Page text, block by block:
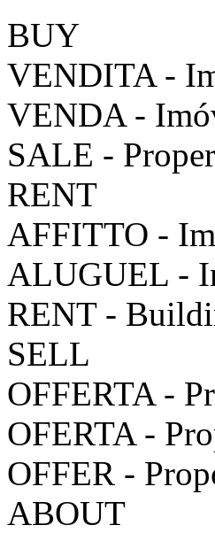
BUY
VENDITA -
VENDA -
SALE -
RENT
AFFITTO -
ALUGUEL -
RENT -
SELL
OFFERTA -
OFERTA -
OFFER -
ABOUT